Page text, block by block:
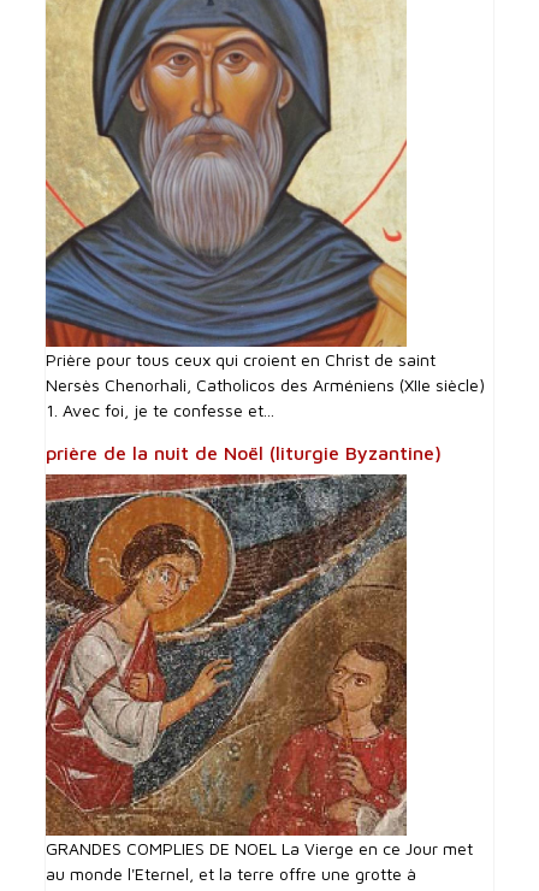
Prière pour tous ceux qui croient en Christ de saint
Nersès Chenorhali, Catholicos des Arméniens (XIIe siècle)
1. Avec foi, je te confesse et...
prière de la nuit de Noël (liturgie Byzantine)
GRANDES COMPLIES DE NOEL La Vierge en ce Jour met
au monde l'Eternel, et la terre offre une grotte à